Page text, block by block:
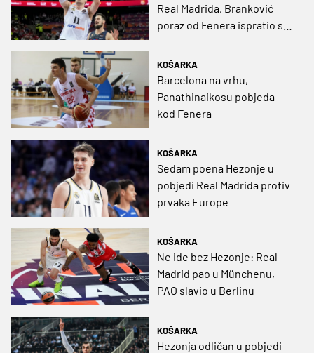
Real Madrida, Branković
poraz od Fenera ispratio s
KOŠARKA
Barcelona na vrhu,
Panathinaikosu pobjeda
kod Fenera
KOŠARKA
Sedam poena Hezonje u
pobjedi Real Madrida protiv
prvaka Europe
KOŠARKA
Ne ide bez Hezonje: Real
Madrid pao u Münchenu,
PAO slavio u Berlinu
KOŠARKA
Hezonja odličan u pobjedi